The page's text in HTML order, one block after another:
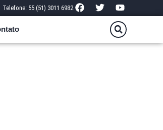
Telefone: 55 (51) 3011 6982